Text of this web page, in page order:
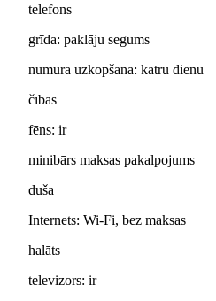
telefons
grīda: paklāju segums
numura uzkopšana: katru dienu
čības
fēns: ir
minibārs maksas pakalpojums
duša
Internets: Wi-Fi, bez maksas
halāts
televizors: ir